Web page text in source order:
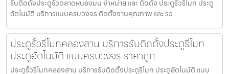
รับติดตั้งประตูรั้วตลาดหนองมน จำหน่าย และ ติดตั้ง ประตูรั้วรีโมท ประตู
อัตโนมัติ บริการแบบครบวงจร ติดตั้งงานคุณภาพ และ รว
ประตูรั้วรีโมทคลองสาน บริการรับติดตั้งประตูรีโมท
ประตูอัตโนมัติ แบบครบวงจร ราคาถูก
ประตูรั้วรีโมทคลองสาน บริการรับติดตั้งประตูรีโมท ประตูอัตโนมัติ แบบ